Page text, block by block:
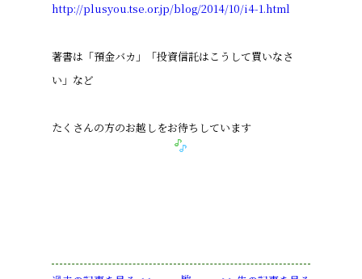
http://plusyou.tse.or.jp/blog/2014/10/i4-1.html
著書は「預金バカ」「投資信託はこうして買いなさ
い」など
たくさんの方のお越しをお待ちしています